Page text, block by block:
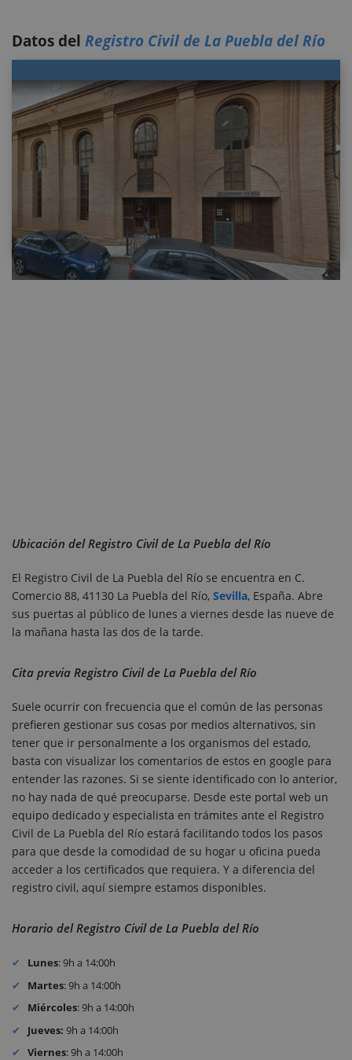
REGISTRO CIVIL – JUZGADO DE PAZ DE LA
PUEBLA DEL RÍO
Solicitar online certificado de nacimiento,
matrimonio y defunción en el Registro civil –
Juzgado de Paz de La Puebla del Río. Portal
privado de información y tramitación de
documentos oficiales.
Datos del Registro Civil de La Puebla del Río
Ubicación del Registro Civil de La Puebla del Río
El Registro Civil de La Puebla del Río se encuentra en C.
Comercio 88, 41130 La Puebla del Río, Sevilla, España. Abre
sus puertas al público de lunes a viernes desde las nueve de
la mañana hasta las dos de la tarde.
Cita previa Registro Civil de La Puebla del Río
Suele ocurrir con frecuencia que el común de las personas
prefieren gestionar sus cosas por medios alternativos, sin
tener que ir personalmente a los organismos del estado,
basta con visualizar los comentarios de estos en google para
entender las razones. Si se siente identificado con lo anterior,
no hay nada de qué preocuparse. Desde este portal web un
equipo dedicado y especialista en trámites ante el Registro
Civil de La Puebla del Río estará facilitando todos los pasos
para que desde la comodidad de su hogar u oficina pueda
acceder a los certificados que requiera. Y a diferencia del
registro civil, aquí siempre estamos disponibles.
Horario del Registro Civil de La Puebla del Río
Lunes: 9h a 14:00h
Martes: 9h a 14:00h
Miércoles: 9h a 14:00h
Jueves: 9h a 14:00h
Viernes: 9h a 14:00h